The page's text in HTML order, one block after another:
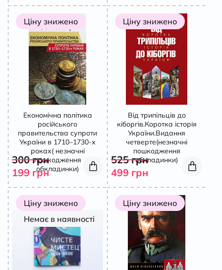
Ціну знижено
Економічна політика
російського
правительства супроти
України в 1710–1730-х
роках( незначні
пошкодження
обкладинки)
300грн
199 грн
Ціну знижено
Від трипільців до
кіборгів.Коротка історія
України.Видання
четверте(незначні
пошкодження
обкладинки)
525грн
499 грн
Ціну знижено
Немає в наявності
Ціну знижено